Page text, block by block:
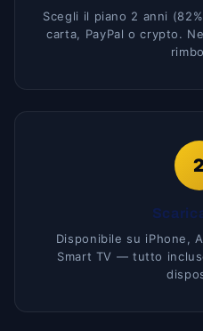
Scegli il piano 2 anni
carta, PayPal o crypto.
Disponibile su iPhone,
Smart TV — tutto